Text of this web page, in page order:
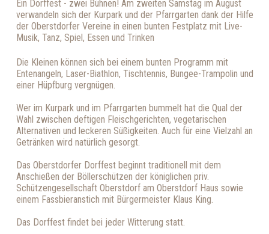
Ein Dorffest - zwei Bühnen! Am zweiten Samstag im August
verwandeln sich der Kurpark und der Pfarrgarten dank der Hilfe
der Oberstdorfer Vereine in einen bunten Festplatz mit Live-
Musik, Tanz, Spiel, Essen und Trinken
Die Kleinen können sich bei einem bunten Programm mit
Entenangeln, Laser-Biathlon, Tischtennis, Bungee-Trampolin und
einer Hüpfburg vergnügen.
Wer im Kurpark und im Pfarrgarten bummelt hat die Qual der
Wahl zwischen deftigen Fleischgerichten, vegetarischen
Alternativen und leckeren Süßigkeiten. Auch für eine Vielzahl an
Getränken wird natürlich gesorgt.
Das Oberstdorfer Dorffest beginnt traditionell mit dem
Anschießen der Böllerschützen der königlichen priv.
Schützengesellschaft Oberstdorf am Oberstdorf Haus sowie
einem Fassbieranstich mit Bürgermeister Klaus King.
Das Dorffest findet bei jeder Witterung statt.